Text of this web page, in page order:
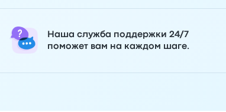
Наша служба поддержки 24/7
поможет вам на каждом шаге.